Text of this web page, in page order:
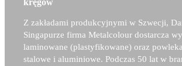
kręgów
Z zakładami produkcyjnymi w Szwecji,
Singapurze firma Metalcolour dostarcza
laminowane (plastyfikowane) oraz
stalowe i aluminiowe. Podczas 50 lat w